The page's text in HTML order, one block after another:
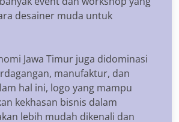
desainer muda untuk
Jawa Timur juga didominasi
manufaktur, dan
hal ini, logo yang mampu
kekhasan bisnis dalam
lebih mudah dikenali dan